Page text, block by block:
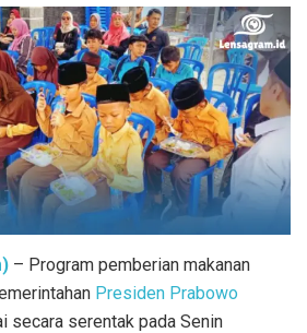
– Program pemberian makanan
Presiden Prabowo
secara serentak pada Senin